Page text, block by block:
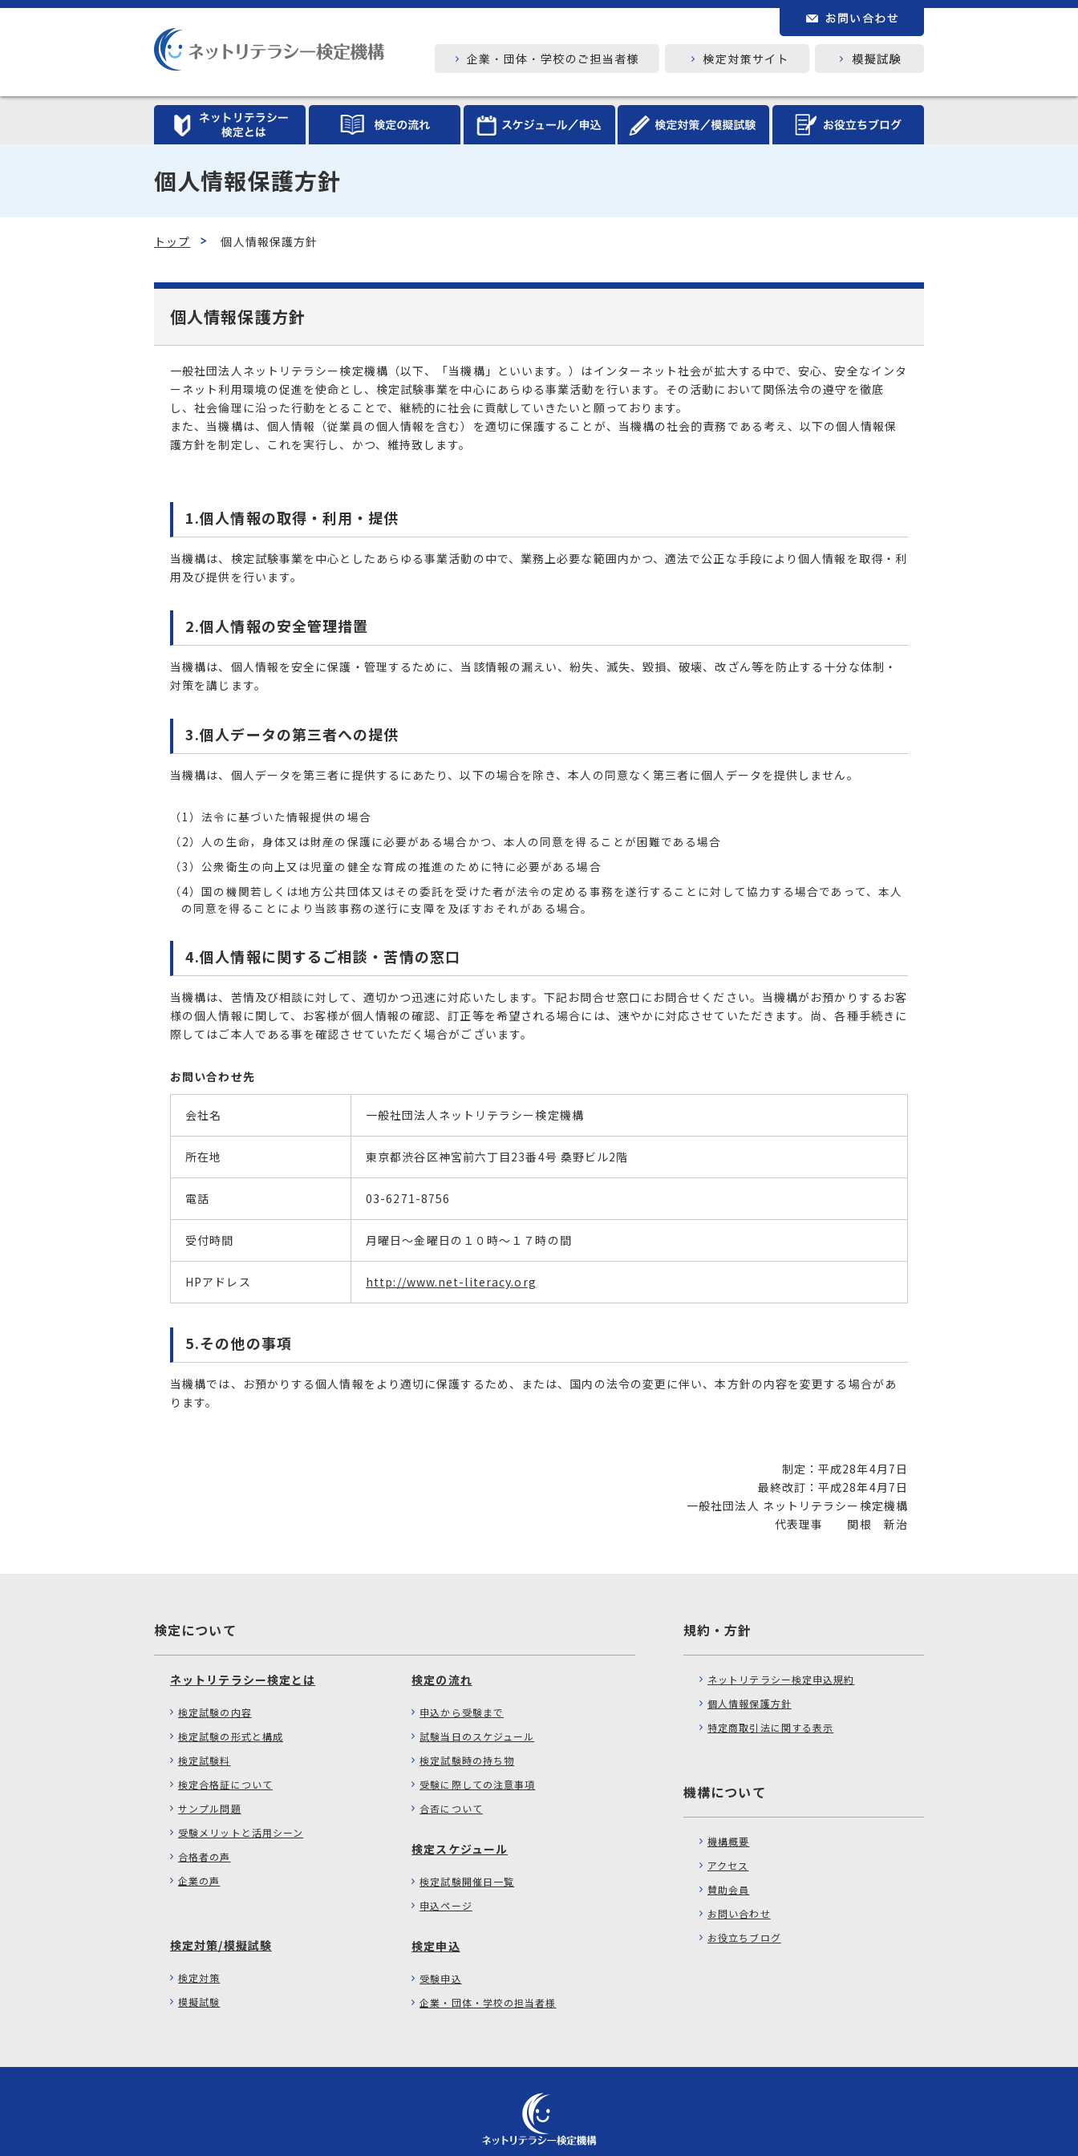
個人情報保護方針
トップ 個人情報保護方針
個人情報保護方針
一般社団法人ネットリテラシー検定機構（以下、「当機構」といいます。）はインターネット社会が拡大する中で、安心、安全なインタ
ーネット利用環境の促進を使命とし、検定試験事業を中心にあらゆる事業活動を行います。その活動において関係法令の遵守を徹底
し、社会倫理に沿った行動をとることで、継続的に社会に貢献していきたいと願っております。
また、当機構は、個人情報（従業員の個人情報を含む）を適切に保護することが、当機構の社会的責務である考え、以下の個人情報保
護方針を制定し、これを実行し、かつ、維持致します。
1.個人情報の取得・利用・提供
当機構は、検定試験事業を中心としたあらゆる事業活動の中で、業務上必要な範囲内かつ、適法で公正な手段により個人情報を取得・利
用及び提供を行います。
2.個人情報の安全管理措置
当機構は、個人情報を安全に保護・管理するために、当該情報の漏えい、紛失、滅失、毀損、破壊、改ざん等を防止する十分な体制・
対策を講じます。
3.個人データの第三者への提供
当機構は、個人データを第三者に提供するにあたり、以下の場合を除き、本人の同意なく第三者に個人データを提供しません。
（1）法令に基づいた情報提供の場合
（2）人の生命，身体又は財産の保護に必要がある場合かつ、本人の同意を得ることが困難である場合
（3）公衆衛生の向上又は児童の健全な育成の推進のために特に必要がある場合
（4）国の機関若しくは地方公共団体又はその委託を受けた者が法令の定める事務を遂行することに対して協力する場合であって、本人
の同意を得ることにより当該事務の遂行に支障を及ぼすおそれがある場合。
4.個人情報に関するご相談・苦情の窓口
当機構は、苦情及び相談に対して、適切かつ迅速に対応いたします。下記お問合せ窓口にお問合せください。当機構がお預かりするお客
様の個人情報に関して、お客様が個人情報の確認、訂正等を希望される場合には、速やかに対応させていただきます。尚、各種手続きに
際してはご本人である事を確認させていただく場合がございます。
お問い合わせ先
会社名 一般社団法人ネットリテラシー検定機構
所在地 東京都渋谷区神宮前六丁目23番4号 桑野ビル2階
電話 03-6271-8756
受付時間 月曜日～金曜日の１０時～１７時の間
HPアドレス http://www.net-literacy.org
5.その他の事項
当機構では、お預かりする個人情報をより適切に保護するため、または、国内の法令の変更に伴い、本方針の内容を変更する場合があ
ります。
制定：平成28年4月7日
最終改訂：平成28年4月7日
一般社団法人 ネットリテラシー検定機構
代表理事 関根 新治
検定について
ネットリテラシー検定とは
検定試験の内容
検定試験の形式と構成
検定試験料
検定合格証について
サンプル問題
受験メリットと活用シーン
合格者の声
企業の声
検定対策/模擬試験
検定対策
模擬試験
検定の流れ
申込から受験まで
試験当日のスケジュール
検定試験時の持ち物
受験に際しての注意事項
合否について
検定スケジュール
検定試験開催日一覧
申込ページ
検定申込
受験申込
企業・団体・学校の担当者様
規約・方針
ネットリテラシー検定申込規約
個人情報保護方針
特定商取引法に関する表示
機構について
機構概要
アクセス
賛助会員
お問い合わせ
お役立ちブログ